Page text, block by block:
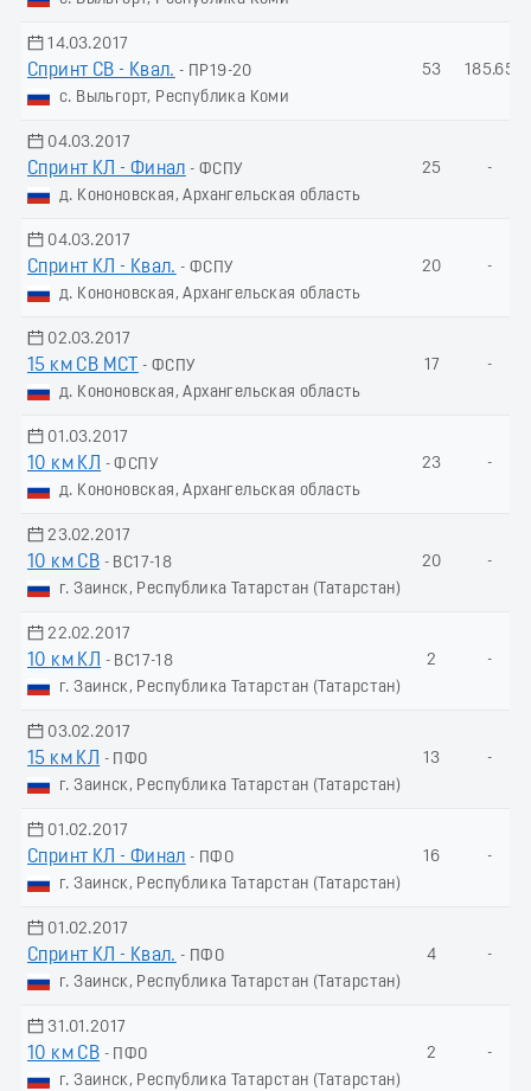
14.03.2017
Спринт СВ - Квал. - ПР19-20
с. Выльгорт, Республика Коми
53 185.65
04.03.2017
Спринт КЛ - Финал - ФСПУ
д. Кононовская, Архангельская область
25 -
04.03.2017
Спринт КЛ - Квал. - ФСПУ
д. Кононовская, Архангельская область
20 -
02.03.2017
15 км СВ МСТ
- ФСПУ
д. Кононовская, Архангельская область
17 -
01.03.2017
10 км КЛ
- ФСПУ
д. Кононовская, Архангельская область
23 -
23.02.2017
10 км СВ - ВС17-18
г. Заинск, Республика Татарстан (Татарстан)
20 -
22.02.2017
10 км КЛ
- ВС17-18
г. Заинск, Республика Татарстан (Татарстан)
2 -
03.02.2017
15 км КЛ
- ПФО
г. Заинск, Республика Татарстан (Татарстан)
13 -
01.02.2017
Спринт КЛ - Финал - ПФО
г. Заинск, Республика Татарстан (Татарстан)
16 -
01.02.2017
Спринт КЛ - Квал. - ПФО
г. Заинск, Республика Татарстан (Татарстан)
4 -
31.01.2017
10 км СВ - ПФО
г. Заинск, Республика Татарстан (Татарстан)
2 -